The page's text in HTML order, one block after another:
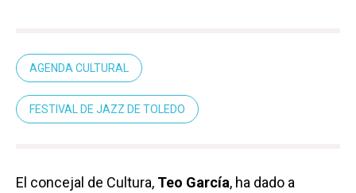
AGENDA CULTURAL
FESTIVAL DE JAZZ DE TOLEDO
El concejal de Cultura, Teo García, ha dado a